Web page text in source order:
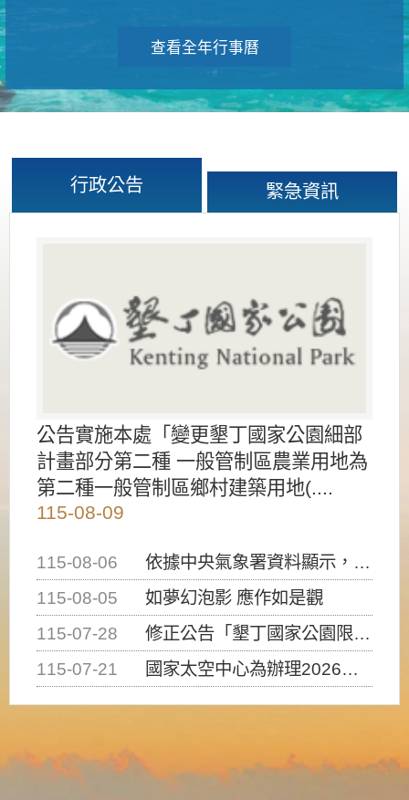
查看全年行事曆
行政公告 緊急資訊
公告實施本處「變更墾丁國家公園細部
計畫部分第二種 一般管制區農業用地為
第二種一般管制區鄉村建築用地(....
115-08-09
115-08-06
依據中央氣象署資料顯示，白海豚颱風持續接近臺灣，請密切注意動向及早完成防災應變準備
115-08-05
如夢幻泡影 應作如是觀
115-07-28
修正公告「墾丁國家公園限制水域遊憩活動之種類、範圍、時間及行為」，自即日生效。
115-07-21
國家太空中心為辦理2026台灣盃火箭競賽，陸、海、空域警戒及協調相關事宜，因颱風備案事宜